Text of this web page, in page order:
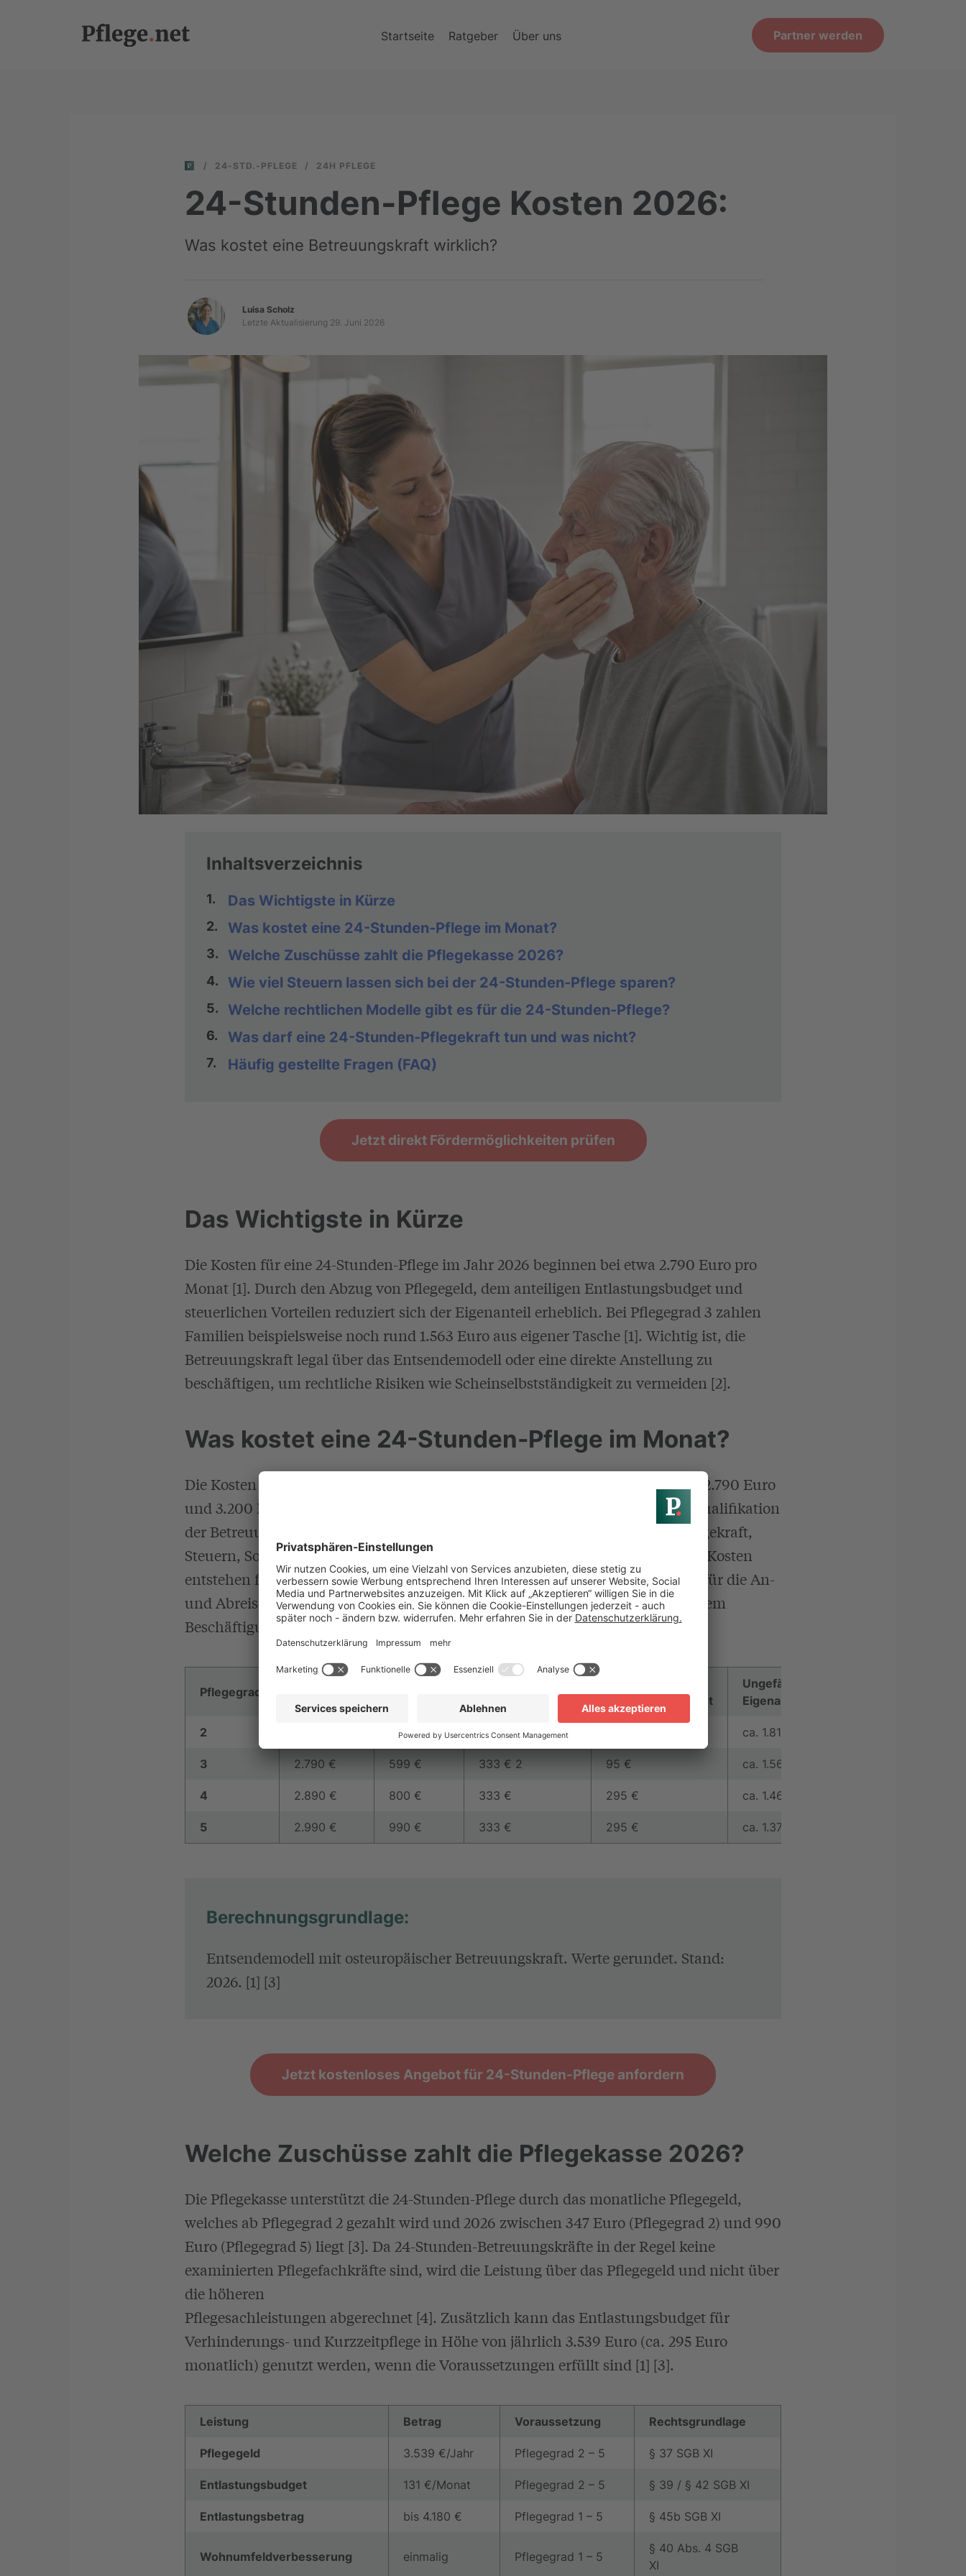
Startseite Ratgeber Über uns Partner werden
/ 24-STD.-PFLEGE / 24H PFLEGE
24-Stunden-Pflege Kosten 2026:
Was kostet eine Betreuungskraft wirklich?
Luisa Scholz
Letzte Aktualisierung 29. Juni 2026
Inhaltsverzeichnis
1. Das Wichtigste in Kürze
2. Was kostet eine 24-Stunden-Pflege im Monat?
3. Welche Zuschüsse zahlt die Pflegekasse 2026?
4. Wie viel Steuern lassen sich bei der 24-Stunden-Pflege sparen?
5. Welche rechtlichen Modelle gibt es für die 24-Stunden-Pflege?
6. Was darf eine 24-Stunden-Pflegekraft tun und was nicht?
7. Häufig gestellte Fragen (FAQ)
Jetzt direkt Fördermöglichkeiten prüfen
Das Wichtigste in Kürze
Die Kosten für eine 24-Stunden-Pflege im Jahr 2026 beginnen bei etwa 2.790 Euro pro
Monat [1]. Durch den Abzug von Pflegegeld, dem anteiligen Entlastungsbudget und
steuerlichen Vorteilen reduziert sich der Eigenanteil erheblich. Bei Pflegegrad 3 zahlen
Familien beispielsweise noch rund 1.563 Euro aus eigener Tasche [1]. Wichtig ist, die
Betreuungskraft legal über das Entsendemodell oder eine direkte Anstellung zu
beschäftigen, um rechtliche Risiken wie Scheinselbstständigkeit zu vermeiden [2].
Was kostet eine 24-Stunden-Pflege im Monat?
Die Kosten für eine 24-Stunden-Pflege liegen 2026 durchschnittlich zwischen 2.790 Euro
und 3.200 Euro pro Monat, abhängig von den Deutschkenntnissen und der Qualifikation
der Betreuungskraft [1]. Dieser Betrag umfasst in der Regel das Gehalt der Pflegekraft,
Steuern, Sozialabgaben und die Vermittlungsgebühr der Agentur. Zusätzliche Kosten
entstehen für Kost und Logis der Betreuungskraft im eigenen Haushalt sowie für die An-
und Abreise (ca. 125 Euro pro Strecke) [1]. Die Kosten variieren je nach gewähltem
Beschäftigungsmodell erheblich.
Pflegegrad
Entlastungsbudget
Ungefährer
Eigenanteil
2 347 € 333 € ca. 1.815 €
3 2.790 € 599 € 333 € 2 95 € ca. 1.563 €
4 2.890 € 800 € 333 € 295 € ca. 1.462 €
5 2.990 € 990 € 333 € 295 € ca. 1.372 €
Berechnungsgrundlage:
Entsendemodell mit osteuropäischer Betreuungskraft. Werte gerundet. Stand:
2026. [1] [3]
Jetzt kostenloses Angebot für 24-Stunden-Pflege anfordern
Welche Zuschüsse zahlt die Pflegekasse 2026?
Die Pflegekasse unterstützt die 24-Stunden-Pflege durch das monatliche Pflegegeld,
welches ab Pflegegrad 2 gezahlt wird und 2026 zwischen 347 Euro (Pflegegrad 2) und 990
Euro (Pflegegrad 5) liegt [3]. Da 24-Stunden-Betreuungskräfte in der Regel keine
examinierten Pflegefachkräfte sind, wird die Leistung über das Pflegegeld und nicht über
die höheren
Pflegesachleistungen abgerechnet [4]. Zusätzlich kann das Entlastungsbudget für
Verhinderungs- und Kurzzeitpflege in Höhe von jährlich 3.539 Euro (ca. 295 Euro
monatlich) genutzt werden, wenn die Voraussetzungen erfüllt sind [1] [3].
Leistung Betrag Voraussetzung Rechtsgrundlage
Pflegegeld 3.539 €/Jahr Pflegegrad 2 – 5 § 37 SGB XI
Entlastungsbudget 131 €/Monat Pflegegrad 2 – 5 § 39 / § 42 SGB XI
Entlastungsbetrag bis 4.180 € Pflegegrad 1 – 5 § 45b SGB XI
Wohnumfeldverbesserung einmalig Pflegegrad 1 – 5
§ 40 Abs. 4 SGB
XI